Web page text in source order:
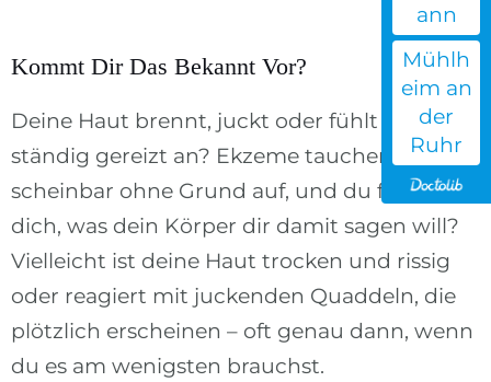
Kommt Dir Das Bekannt Vor?
Deine Haut brennt, juckt oder fühlt sich
ständig gereizt an? Ekzeme tauchen
scheinbar ohne Grund auf, und du fragst
dich, was dein Körper dir damit sagen will?
Vielleicht ist deine Haut trocken und rissig
oder reagiert mit juckenden Quaddeln, die
plötzlich erscheinen – oft genau dann, wenn
du es am wenigsten brauchst.
ann
Mühlh
eim an
der
Ruhr